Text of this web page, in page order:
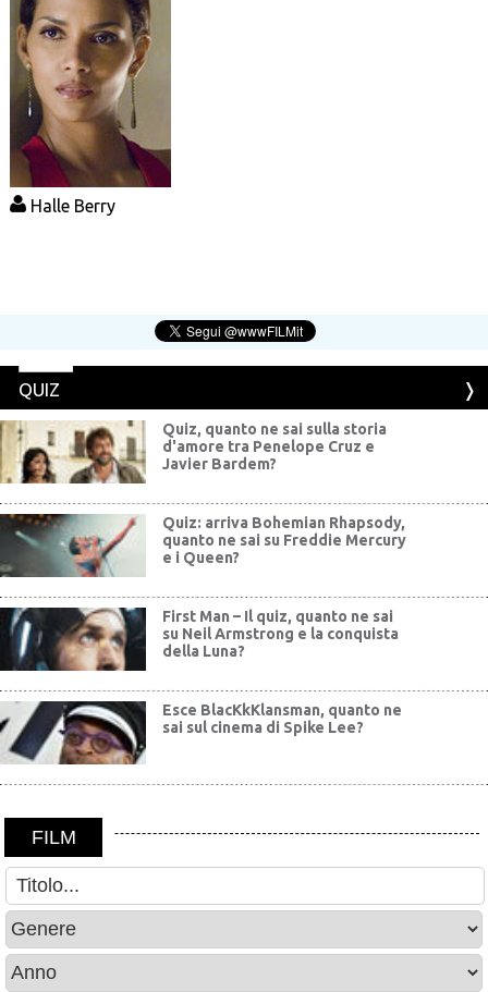
Halle Berry
QUIZ
Quiz, quanto ne sai sulla storia
d'amore tra Penelope Cruz e
Javier Bardem?
Quiz: arriva Bohemian Rhapsody,
quanto ne sai su Freddie Mercury
e i Queen?
First Man – Il quiz, quanto ne sai
su Neil Armstrong e la conquista
della Luna?
Esce BlacKkKlansman, quanto ne
sai sul cinema di Spike Lee?